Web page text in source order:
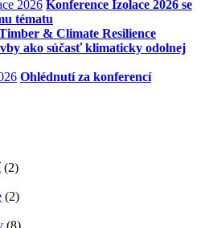
Konference Izolace 2026 se
tématu
& Climate Resilience
ako súčasť klimaticky odolnej
Ohlédnutí za konferencí
(2)
(2)